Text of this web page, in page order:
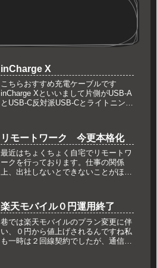
inCharge X
こちらおすすめ充電ケーブルです
inCharge Xといいまして片側がUSB‐A
とUSB‐C反対派USB‐Cとライトニング
れておけば安心ちなみに最近、アンド
ロイドとiPho...
リモートワーク 今更本格化
最近はちょくちょく自宅でリモートワ
ークを行っております。仕事の関係
上、出社しないとできないことがほと
が、仕事のやり方として、うまく出社
とリモートを切り分けてできれば効率
も上が...
楽天モバイル０円運用終了
巷では楽天モバイルのプラン変更に伴
い、０円から値上げされるんですね私
も一時は２回線契約でしたが、通信環